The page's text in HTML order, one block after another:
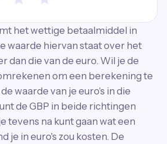
het wettige betaalmiddel in
waarde hiervan staat over het
dan die van de euro. Wil je de
om een berekening te
waarde van je euro's in die
de GBP in beide richtingen
tevens na kunt gaan wat een
je in euro's zou kosten. De